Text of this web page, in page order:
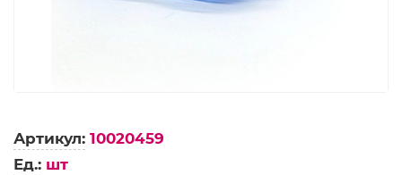
Артикул: 10020459
Ед.: шт